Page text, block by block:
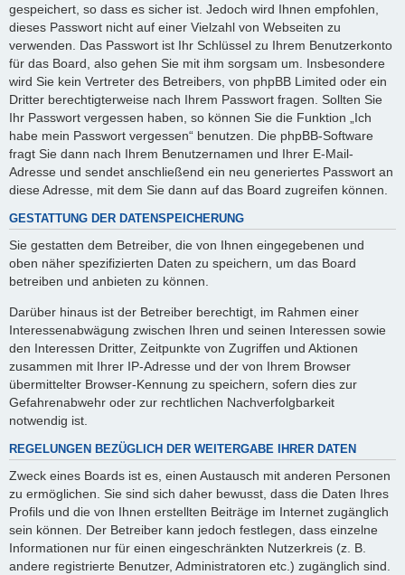
gespeichert, so dass es sicher ist. Jedoch wird Ihnen empfohlen,
dieses Passwort nicht auf einer Vielzahl von Webseiten zu
verwenden. Das Passwort ist Ihr Schlüssel zu Ihrem Benutzerkonto
für das Board, also gehen Sie mit ihm sorgsam um. Insbesondere
wird Sie kein Vertreter des Betreibers, von phpBB Limited oder ein
Dritter berechtigterweise nach Ihrem Passwort fragen. Sollten Sie
Ihr Passwort vergessen haben, so können Sie die Funktion „Ich
habe mein Passwort vergessen“ benutzen. Die phpBB-Software
fragt Sie dann nach Ihrem Benutzernamen und Ihrer E-Mail-
Adresse und sendet anschließend ein neu generiertes Passwort an
diese Adresse, mit dem Sie dann auf das Board zugreifen können.
GESTATTUNG DER DATENSPEICHERUNG
Sie gestatten dem Betreiber, die von Ihnen eingegebenen und
oben näher spezifizierten Daten zu speichern, um das Board
betreiben und anbieten zu können.
Darüber hinaus ist der Betreiber berechtigt, im Rahmen einer
Interessenabwägung zwischen Ihren und seinen Interessen sowie
den Interessen Dritter, Zeitpunkte von Zugriffen und Aktionen
zusammen mit Ihrer IP-Adresse und der von Ihrem Browser
übermittelter Browser-Kennung zu speichern, sofern dies zur
Gefahrenabwehr oder zur rechtlichen Nachverfolgbarkeit
notwendig ist.
REGELUNGEN BEZÜGLICH DER WEITERGABE IHRER DATEN
Zweck eines Boards ist es, einen Austausch mit anderen Personen
zu ermöglichen. Sie sind sich daher bewusst, dass die Daten Ihres
Profils und die von Ihnen erstellten Beiträge im Internet zugänglich
sein können. Der Betreiber kann jedoch festlegen, dass einzelne
Informationen nur für einen eingeschränkten Nutzerkreis (z. B.
andere registrierte Benutzer, Administratoren etc.) zugänglich sind.